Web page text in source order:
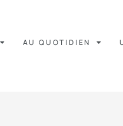
AU QUOTIDIEN